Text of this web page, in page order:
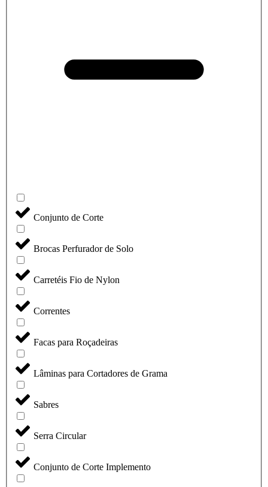
Conjunto de Corte
Brocas Perfurador de Solo
Carretéis Fio de Nylon
Correntes
Facas para Roçadeiras
Lâminas para Cortadores de Grama
Sabres
Serra Circular
Conjunto de Corte Implemento